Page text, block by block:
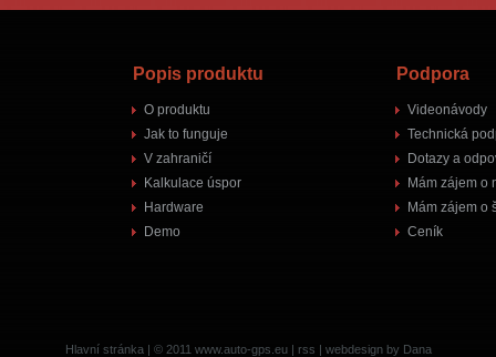
Popis produktu
O produktu
Jak to funguje
V zahraničí
Kalkulace úspor
Hardware
Demo
Podpora
Videonávody
Technická
Dotazy a
Mám zájem o
Mám zájem o
Ceník
Hlavní stránka | © 2011 www.auto-gps.eu| rss | webdesign by Dana